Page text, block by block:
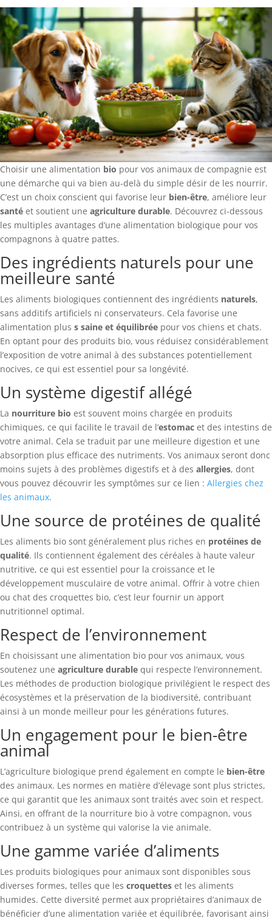
Choisir une alimentation bio pour vos animaux de compagnie est
une démarche qui va bien au-delà du simple désir de les nourrir.
C’est un choix conscient qui favorise leur bien-être, améliore leur
santé et soutient une agriculture durable. Découvrez ci-dessous
les multiples avantages d’une alimentation biologique pour vos
compagnons à quatre pattes.
Des ingrédients naturels pour une
meilleure santé
Les aliments biologiques contiennent des ingrédients naturels,
sans additifs artificiels ni conservateurs. Cela favorise une
alimentation plus s saine et équilibrée pour vos chiens et chats.
En optant pour des produits bio, vous réduisez considérablement
l’exposition de votre animal à des substances potentiellement
nocives, ce qui est essentiel pour sa longévité.
Un système digestif allégé
La nourriture bio est souvent moins chargée en produits
chimiques, ce qui facilite le travail de l’estomac et des intestins de
votre animal. Cela se traduit par une meilleure digestion et une
absorption plus efficace des nutriments. Vos animaux seront donc
moins sujets à des problèmes digestifs et à des allergies, dont
vous pouvez découvrir les symptômes sur ce lien : Allergies chez
les animaux.
Une source de protéines de qualité
Les aliments bio sont généralement plus riches en protéines de
qualité. Ils contiennent également des céréales à haute valeur
nutritive, ce qui est essentiel pour la croissance et le
développement musculaire de votre animal. Offrir à votre chien
ou chat des croquettes bio, c’est leur fournir un apport
nutritionnel optimal.
Respect de l’environnement
En choisissant une alimentation bio pour vos animaux, vous
soutenez une agriculture durable qui respecte l’environnement.
Les méthodes de production biologique privilégient le respect des
écosystèmes et la préservation de la biodiversité, contribuant
ainsi à un monde meilleur pour les générations futures.
Un engagement pour le bien-être
animal
L’agriculture biologique prend également en compte le bien-être
des animaux. Les normes en matière d’élevage sont plus strictes,
ce qui garantit que les animaux sont traités avec soin et respect.
Ainsi, en offrant de la nourriture bio à votre compagnon, vous
contribuez à un système qui valorise la vie animale.
Une gamme variée d’aliments
Les produits biologiques pour animaux sont disponibles sous
diverses formes, telles que les croquettes et les aliments
humides. Cette diversité permet aux propriétaires d’animaux de
bénéficier d’une alimentation variée et équilibrée, favorisant ainsi